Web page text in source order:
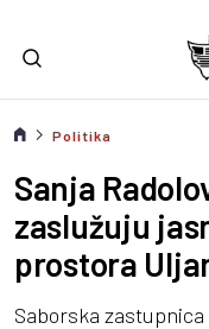
Politika
Sanja
zaslužuju
prostora
Saborska zastupnica